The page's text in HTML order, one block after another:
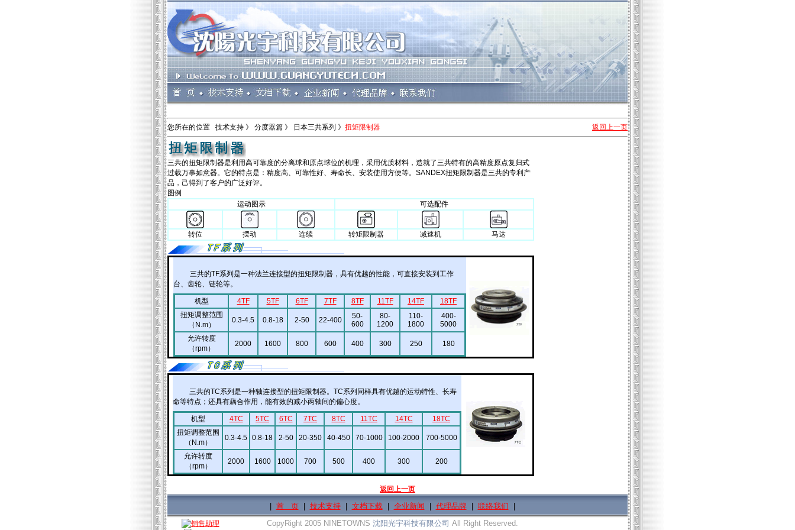
您所在的位置 技术支持 》 分度器篇 》 日本三共系列 》 扭矩限制器 返回上一页
三共的扭矩限制器是利用高可靠度的分离球和原点球位的机理，采用优质材料，造就了三共特有的高精度原点复归式
过载万事如意器。它的特点是：精度高、可靠性好、寿命长、安装使用方便等。SANDEX扭矩限制器是三共的专利产
品，己得到了客户的广泛好评。
图例
运动图示
可选配件
转位 摆动 连续 转矩限制器 减速机 马达
三共的TF系列是一种法兰连接型的扭矩限制器，具有优越的性能，可直接安装到工作
台、齿轮、链轮等。
机型 4TF 5TF 6TF 7TF 8TF 11TF 14TF
18TF
扭矩调整范围
（N.m）
0.3-4.5 0.8-18 2-50 22-400
50-
600
80-
1200
110-
1800
400-
5000
允许转度
（rpm）
2000 1600 800 600 400 300 250 180
三共的TC系列是一种轴连接型的扭矩限制器。TC系列同样具有优越的运动特性、长寿
命等特点；还具有藕合作用，能有效的减小两轴间的偏心度。
机型 4TC 5TC 6TC 7TC 8TC 11TC 14TC
18TC
扭矩调整范围
（N.m）
0.3-4.5 0.8-18 2-50 20-350 40-450 70-1000 100-2000 700-5000
允许转度
（rpm）
2000 1600 1000 700 500 400 300 200
返回上一页
首 页| 技术支持| 文档下载| 企业新闻 代理品牌| 联络我们
CopyRight 2005 NINETOWNS 沈阳光宇科技有限公司 All Right Reserved.